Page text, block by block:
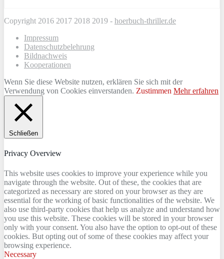
Copyright 2016 2017 2018 2019 - hoerbuch-thriller.de
Impressum
Datenschutzbelehrung
Bildnachweis
Kooperationen
Wenn Sie diese Website nutzen, erklären Sie sich mit der
Verwendung von Cookies einverstanden. Zustimmen Mehr erfahren
Schließen
Privacy Overview
This website uses cookies to improve your experience while you
navigate through the website. Out of these, the cookies that are
categorized as necessary are stored on your browser as they are
essential for the working of basic functionalities of the website. We
also use third-party cookies that help us analyze and understand how
you use this website. These cookies will be stored in your browser
only with your consent. You also have the option to opt-out of these
cookies. But opting out of some of these cookies may affect your
browsing experience.
Necessary